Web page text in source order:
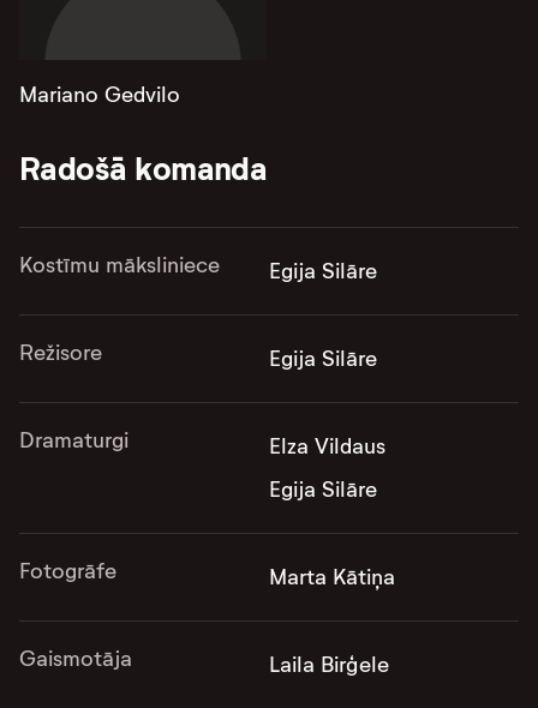
Mariano Gedvilo
Radošā komanda
Kostīmu māksliniece Egija Silāre
Režisore Egija Silāre
Dramaturgi
Elza Vildaus
Egija Silāre
Fotogrāfe Marta Kātiņa
Gaismotāja Laila Birģele